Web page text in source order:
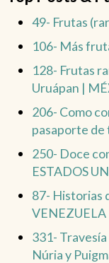
49- Frutas
106- Más
128- Frutas
Uruápan |
206- Como
pasaporte de
250- Doce
ESTADOS
87- Historias
VENEZUELA
331-
Núria y